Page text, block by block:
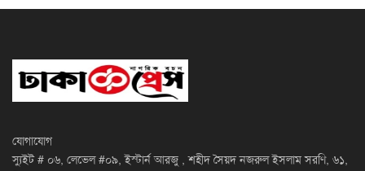
যোগাযোগ
স্যুইট # ০৬, লেভেল #০৯, ইস্টার্ন আরজু , শহীদ সৈয়দ নজরুল ইসলাম সরণি, ৬১,